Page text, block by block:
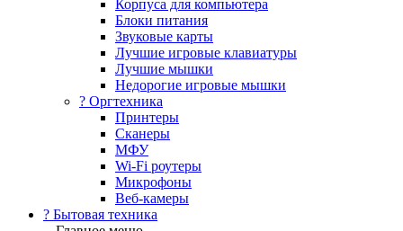
Корпуса для компьютера
Блоки питания
Звуковые карты
Лучшие игровые клавиатуры
Лучшие мышки
Недорогие игровые мышки
?️ Оргтехника
Принтеры
Сканеры
МФУ
Wi-Fi роутеры
Микрофоны
Веб-камеры
? Бытовая техника